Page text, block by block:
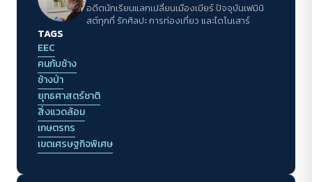
อดีตนักเรียนแลกเปลี่ยนเมืองเบียร์ ปัจจุบันเฟมินิ
สต์ทุกที่ รักศิลปะ การท่องเที่ยว และไดโนเสาร์
TAGS
EEC
คนกับช้าง
ช้างป่า
ยุทธศาสตร์ชาติ
สิ่งแวดล้อม
เกษตรกร
เขตเศรษฐกิจพิเศษ